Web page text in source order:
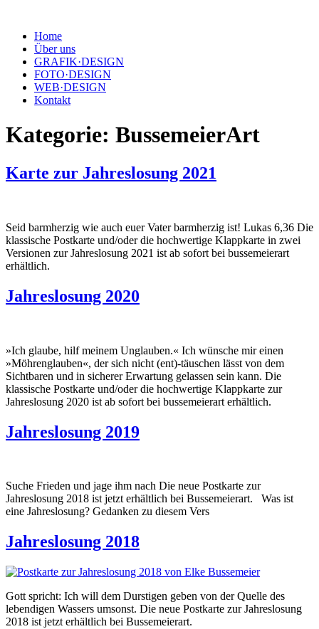
Home
Über uns
GRAFIK·DESIGN
FOTO·DESIGN
WEB·DESIGN
Kontakt
Kategorie: BussemeierArt
Karte zur Jahreslosung 2021
Seid barmherzig wie auch euer Vater barmherzig ist! Lukas 6,36 Die
klassische Postkarte und/oder die hochwertige Klappkarte in zwei
Versionen zur Jahreslosung 2021 ist ab sofort bei bussemeierart
erhältlich.
Jahreslosung 2020
»Ich glaube, hilf meinem Unglauben.« Ich wünsche mir einen
»Möhrenglauben«, der sich nicht (ent)-täuschen lässt von dem
Sichtbaren und in sicherer Erwartung gelassen sein kann. Die
klassische Postkarte und/oder die hochwertige Klappkarte zur
Jahreslosung 2020 ist ab sofort bei bussemeierart erhältlich.
Jahreslosung 2019
Suche Frieden und jage ihm nach Die neue Postkarte zur
Jahreslosung 2018 ist jetzt erhältlich bei Bussemeierart. Was ist
eine Jahreslosung? Gedanken zu diesem Vers
Jahreslosung 2018
Gott spricht: Ich will dem Durstigen geben von der Quelle des
lebendigen Wassers umsonst. Die neue Postkarte zur Jahreslosung
2018 ist jetzt erhältlich bei Bussemeierart.